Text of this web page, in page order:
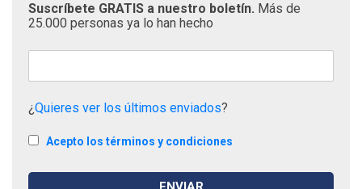
Suscríbete GRATIS a nuestro boletín. Más de
25.000 personas ya lo han hecho
¿Quieres ver los últimos enviados?
Acepto los términos y condiciones